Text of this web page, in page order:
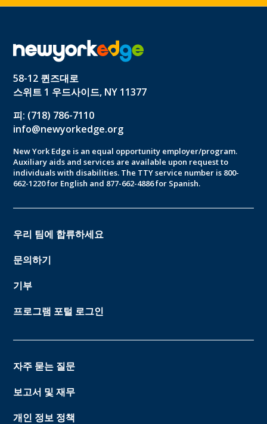
58-12 퀸즈대로
스위트 1 우드사이드, NY 11377
피: (718) 786-7110
info@newyorkedge.org
New York Edge is an equal opportunity employer/program.
Auxiliary aids and services are available upon request to
individuals with disabilities. The TTY service number is 800-
662-1220 for English and 877-662-4886 for Spanish.
우리 팀에 합류하세요
문의하기
기부
프로그램 포털 로그인
자주 묻는 질문
보고서 및 재무
개인 정보 정책